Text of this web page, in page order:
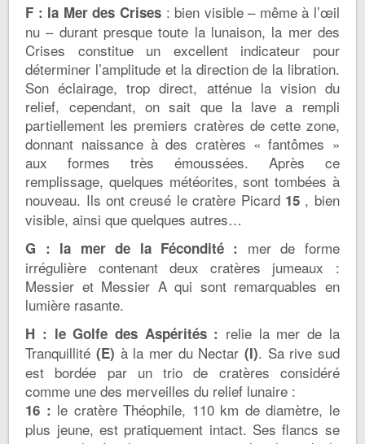
F : la Mer des Crises : bien visible – même à l’œil
nu – durant presque toute la lunaison, la mer des
Crises constitue un excellent indicateur pour
déterminer l’amplitude et la direction de la libration.
Son éclairage, trop direct, atténue la vision du
relief, cependant, on sait que la lave a rempli
partiellement les premiers cratères de cette zone,
donnant naissance à des cratères « fantômes »
aux formes très émoussées. Après ce
remplissage, quelques météorites, sont tombées à
nouveau. Ils ont creusé le cratère Picard 15 , bien
visible, ainsi que quelques autres…
G : la mer de la Fécondité : mer de forme
irrégulière contenant deux cratères jumeaux :
Messier et Messier A qui sont remarquables en
lumière rasante.
H : le Golfe des Aspérités : relie la mer de la
Tranquillité (E) à la mer du Nectar (I). Sa rive sud
est bordée par un trio de cratères considéré
comme une des merveilles du relief lunaire :
16 : le cratère Théophile, 110 km de diamètre, le
plus jeune, est pratiquement intact. Ses flancs se